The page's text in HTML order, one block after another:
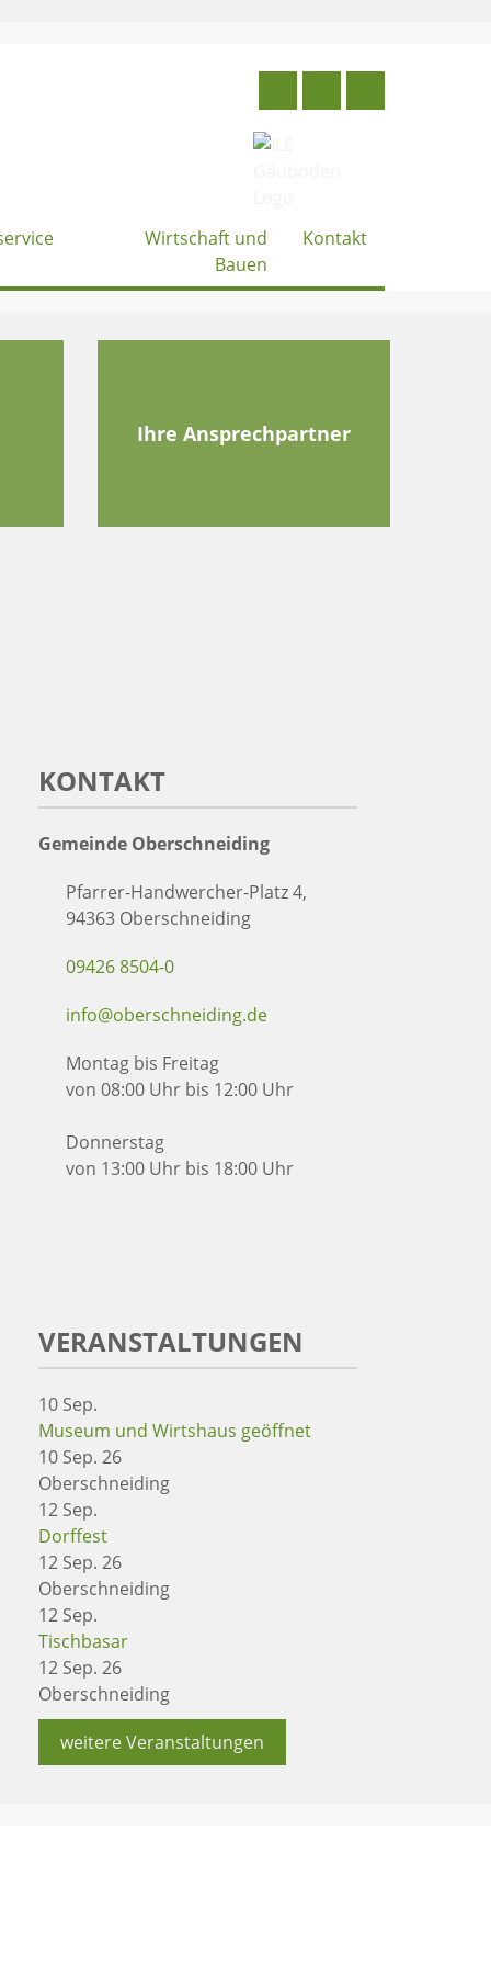
Wirtschaft und
Bauen
Kontakt
Ihre Ansprechpartner
KONTAKT
Gemeinde Oberschneiding
Pfarrer-Handwercher-Platz 4,
94363 Oberschneiding
09426 8504-0
info@oberschneiding.de
Montag bis Freitag
von 08:00 Uhr bis 12:00 Uhr
Donnerstag
von 13:00 Uhr bis 18:00 Uhr
VERANSTALTUNGEN
10 Sep.
Museum und Wirtshaus geöffnet
10 Sep. 26
Oberschneiding
12 Sep.
Dorffest
12 Sep. 26
Oberschneiding
12 Sep.
Tischbasar
12 Sep. 26
Oberschneiding
weitere Veranstaltungen